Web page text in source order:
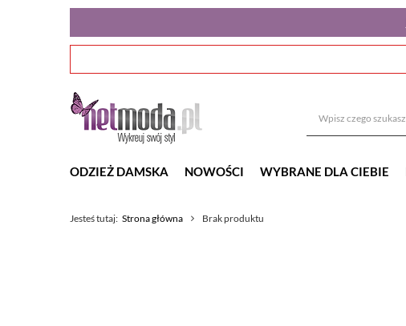
ODZIEŻ DAMSKA NOWOŚCI WYBRANE DLA CIEBIE
Jesteś tutaj: Strona główna Brak produktu